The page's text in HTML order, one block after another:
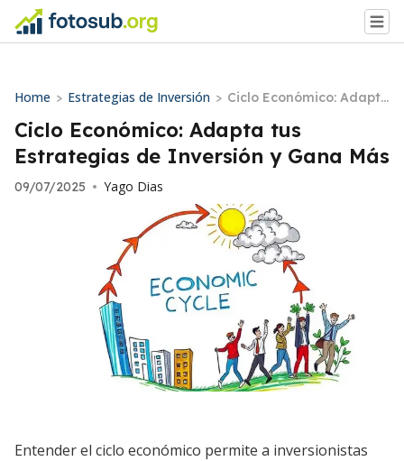
Home > Estrategias de Inversión > Ciclo Económico: Adapta
sión y Gana Más
Ciclo Económico: Adapta tus
Estrategias de Inversión y Gana Más
09/07/2025 • Yago Dias
Entender el ciclo económico permite a inversionistas